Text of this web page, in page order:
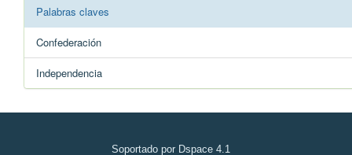
Palabras claves
Confederación
Independencia
Soportado por Dspace 4.1